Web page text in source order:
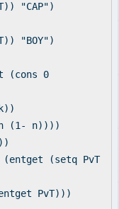
"CAP")
"BOY")
0
(1- n))))
(setq PvT
PvT)))